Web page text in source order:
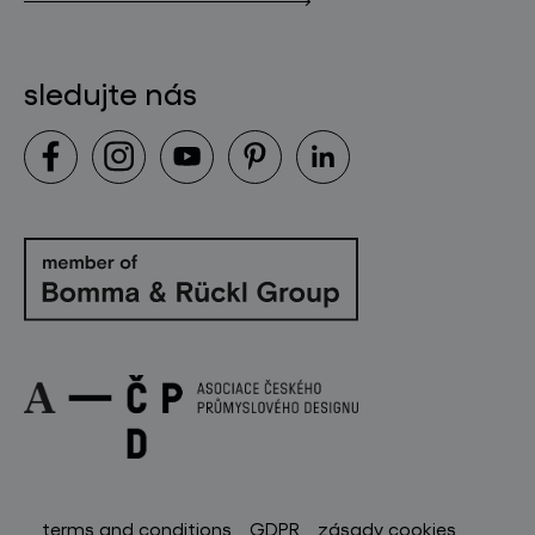
sledujte nás
terms and conditions GDPR zásady cookies